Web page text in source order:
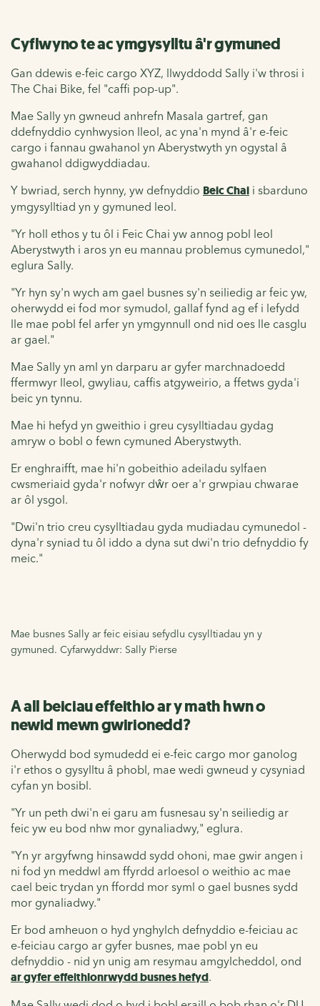
Cyflwyno te ac ymgysylltu â'r gymuned
Gan ddewis e-feic cargo XYZ, llwyddodd Sally i'w throsi i
The Chai Bike, fel "caffi pop-up".
Mae Sally yn gwneud anhrefn Masala gartref, gan
ddefnyddio cynhwysion lleol, ac yna'n mynd â'r e-feic
cargo i fannau gwahanol yn Aberystwyth yn ogystal â
gwahanol ddigwyddiadau.
Y bwriad, serch hynny, yw defnyddio Beic Chai i sbarduno
ymgysylltiad yn y gymuned leol.
"Yr holl ethos y tu ôl i Feic Chai yw annog pobl leol
Aberystwyth i aros yn eu mannau problemus cymunedol,"
eglura Sally.
"Yr hyn sy'n wych am gael busnes sy'n seiliedig ar feic yw,
oherwydd ei fod mor symudol, gallaf fynd ag ef i lefydd
lle mae pobl fel arfer yn ymgynnull ond nid oes lle casglu
ar gael."
Mae Sally yn aml yn darparu ar gyfer marchnadoedd
ffermwyr lleol, gwyliau, caffis atgyweirio, a ffetws gyda'i
beic yn tynnu.
Mae hi hefyd yn gweithio i greu cysylltiadau gydag
amryw o bobl o fewn cymuned Aberystwyth.
Er enghraifft, mae hi'n gobeithio adeiladu sylfaen
cwsmeriaid gyda'r nofwyr dŵr oer a'r grwpiau chwarae
ar ôl ysgol.
"Dwi'n trio creu cysylltiadau gyda mudiadau cymunedol -
dyna'r syniad tu ôl iddo a dyna sut dwi'n trio defnyddio fy
meic."
Mae busnes Sally ar feic eisiau sefydlu cysylltiadau yn y
gymuned. Cyfarwyddwr: Sally Pierse
A all beiciau effeithio ar y math hwn o
newid mewn gwirionedd?
Oherwydd bod symudedd ei e-feic cargo mor ganolog
i'r ethos o gysylltu â phobl, mae wedi gwneud y cysyniad
cyfan yn bosibl.
"Yr un peth dwi'n ei garu am fusnesau sy'n seiliedig ar
feic yw eu bod nhw mor gynaliadwy," eglura.
"Yn yr argyfwng hinsawdd sydd ohoni, mae gwir angen i
ni fod yn meddwl am ffyrdd arloesol o weithio ac mae
cael beic trydan yn ffordd mor syml o gael busnes sydd
mor gynaliadwy."
Er bod amheuon o hyd ynghylch defnyddio e-feiciau ac
e-feiciau cargo ar gyfer busnes, mae pobl yn eu
defnyddio - nid yn unig am resymau amgylcheddol, ond
ar gyfer effeithlonrwydd busnes hefyd.